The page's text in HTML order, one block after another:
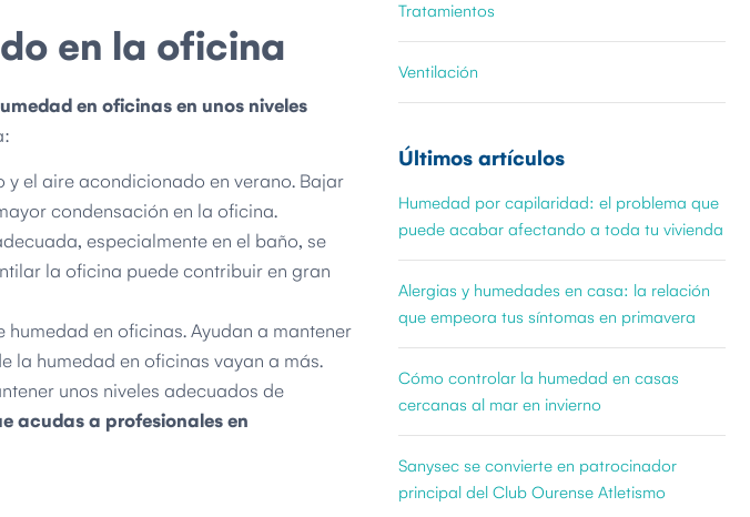
en la oficina
en oficinas en unos niveles
el aire acondicionado en verano. Bajar
condensación en la oficina.
especialmente en el baño, se
la oficina puede contribuir en gran
en oficinas. Ayudan a mantener
la humedad en oficinas vayan a más.
unos niveles adecuados de
acudas a profesionales en
Tratamientos
Ventilación
Últimos artículos
Humedad por capilaridad: el problema que
puede acabar afectando a toda tu vivienda
Alergias y humedades en casa: la relación
que empeora tus síntomas en primavera
Cómo controlar la humedad en casas
cercanas al mar en invierno
Sanysec se convierte en patrocinador
principal del Club Ourense Atletismo